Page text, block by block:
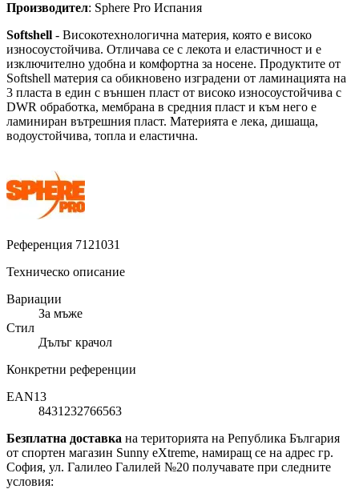
Производител: Sphere Pro Испания
Softshell - Високотехнологична материя, която е високо
износоустойчива. Oтличава се с лекота и еластичност и е
изключително удобна и комфортна за носене. Продуктите от
Softshell материя са обикновено изградени от ламинацията на
3 пласта в един с външен пласт от високо износоустойчива с
DWR обработка, мембрана в средния пласт и към него е
ламиниран вътрешния пласт. Материята е лека, дишаща,
водоустойчива, топла и еластична.
Референция 7121031
Техническо описание
Вариации
За мъже
Стил
Дълъг крачол
Конкретни референции
EAN13
8431232766563
Безплатна доставка на територията на Република България
от спортен магазин Sunny eXtreme, намиращ се на адрес гр.
София, ул. Галилео Галилей №20 получавате при следните
условия: